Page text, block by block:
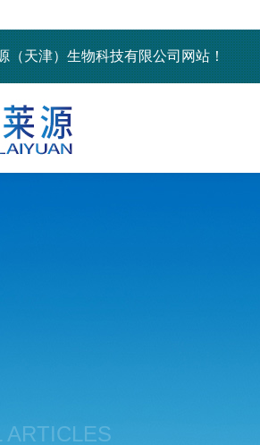
（天津）生物科技有限公司网站！
ARTICLES